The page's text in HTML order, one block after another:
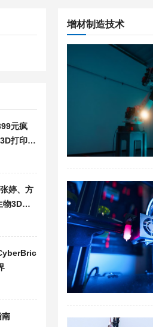
元疯
打印技
婷、方
物3D打
南
增材制造技术